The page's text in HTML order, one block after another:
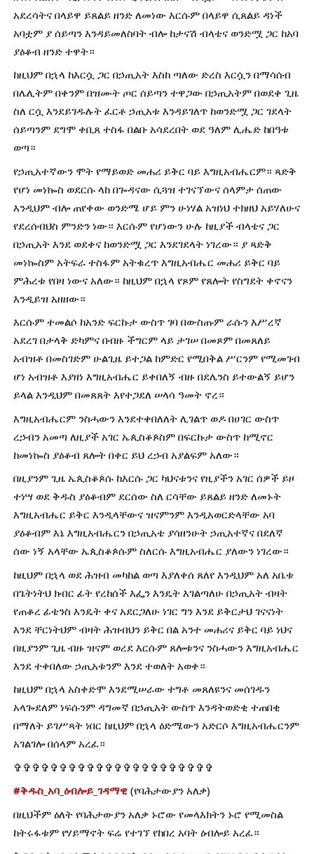
አደረሳትና በላይዋ ይጸልይ ዘንድ ለመነው እርሱም በላይዋ ሲጸልይ ዳነች
አባቷም ያ ሰይጣን እንዳይመለስባት ብሎ ከታናሽ ብላቴና ወንድሟ ጋር ከአባ
ያዕቆብ ዘንድ ተዋት።
ከዚህም በኋላ ከእርሷ ጋር በኃጢአት እስከ ጣለው ድረስ እርሷን በማሳሰብ
በሌሊትም በቀንም በዝሙት ጦር ሰይጣን ተዋጋው በኃጢአትም በወደቀ ጊዜ
ስለ ርሷ እንደይገዱሉት ፈርቶ ኃጢአቱ እንዳይገለጥ ከወንድሟ ጋር ገደላት
ሰይጣንም ደግሞ ቀቢጸ ተስፋ በልቡ አሳደረበት ወደ ዓለም ሊሔድ ከበዓቱ
ወጣ።
የኃጢአተኛውን ሞት የማይወድ መሐሪ ይቅር ባይ እግዚአብሔርም። ጻድቅ
የሆነ መነኰስ ወደርሱ ላከ በጐዳናው ሲጓዝ ተገናኘውና ሰላምታ ሰጠው
እንዲህም ብሎ ጠየቀው ወንድሜ ሆይ ምን ሁነሃል አዝነህ ተክዘህ አይሃለሁና
የደረሰብህስ ምንድን ነው። እርሱም የሆነውን ሁሉ ከዚያች ብላቴና ጋር
በኃጢአት እንደ ወደቀና ከወንድሟ ጋር እንደገደላት ነገረው። ያ ጻድቅ
መነኰስም አትፍራ ተስፋም አትቁረጥ እግዚአብሔር መሐሪ ይቅር ባይ
ምሕረቱ የበዛ ነውና አለው። ከዚህም በኋላ የጾም የጸሎት የስግደት ቀኖናን
እንዲይዝ አዘዘው።
እርሱም ተመልሶ ከአንድ ፍርኩታ ውስጥ ገባ በውስጡም ራሱን እሥረኛ
አደረገ በታላቅ ድካምና በብዙ ችግርም ላይ ታገሠ በመጾም በመጸለይ
አብዝቶ በመስገድም ሁልጊዜ ይተጋል ከምድር የሚበቅል ሥርንም የሚመገብ
ሆነ አብዝቶ እያዘነ እግዚአብሔር ይቀበለኝ ብዙ በደሌንስ ይተውልኝ ይሆን
ይላል እንዲህም በመጸጸት እየተጋደለ ሠላሳ ዓመት ኖረ።
እግዚአብሔርም ንስሓውን እንደተቀበለለት ሊገልጥ ወዶ በሀገር ውስጥ
ረኃብን አመጣ ለዚያች አገር ኤጲስቆጶስም በፍርኩታ ውስጥ ከሚኖር
ከመነኰስ ያዕቆብ ጸሎት በቀር ይህ ረኃብ አያልፍም አለው።
በዚያንም ጊዜ ኤጲስቆጶሱ ከእርሱ ጋር ካህናቱንና የዚያችን አገር ሰዎች ይዞ
ተነሣ ወደ ቅዱስ ያዕቆብም ደርሰው ስለ ርሳቸው ይጸልይ ዘንድ ለመኑት
እግዚአብሔር ይቅር እንዲላቸውና ዝናምንም እንዲአወርድላቸው አባ
ያዕቆብም እኔ እግዚአብሔርን በኃጢአቴ ያሳዘንሁት ኃጢአተኛና በደለኛ
ሰው ነኝ አላቸው ኤጲስቆጶሱም ስለርሱ እግዚአብሔር ያለውን ነገረው።
ከዚህም በኋላ ወደ ሕዝብ መካከል ወጣ እያለቀሰ ጸለየ እንዲህም አለ አቤቱ
በጌትነትህ ክብር ፊት የረከሰች እፌን እንዴት እገልጣለሁ በኃጢአት ብዛት
የጠቆረ ፊቴንስ እንዴት ቀና አደርጋለሁ ነገር ግን እንደ ይቅርታህ ገናናነት
እንደ ቸርነትህም ብዛት ሕዝብህን ይቅር በል አንተ መሐሪና ይቅር ባይ ነህና
በዚያንም ጊዜ ብዙ ዝናም ወረደ እርሱም ጸሎቱንና ንስሓውን እግዚአብሔር
እንደ ተቀበለው ኃጢአቱንም እንደ ተወለት አወቀ።
ከዚህም በኋላ አስቀድሞ እንደሚሠራው ተግቶ መጸለዩንና መሰገዱን
አላጐደለም ነፍሱንም ዳግመኛ በኃጢአት ውስጥ እንዳትወድቂ ተጠበቂ
በማለት ይገሥጻት ነበር ከዚህም በኋላ ዕድሜውን አድርሶ እግዚአብሔርንም
አገልገሎ በሰላም አረፈ።
✞✞✞✞✞✞✞✞✞✞✞✞✞✞✞✞✞✞✞✞✞✞
#ቅዱስ_አባ_ዕብሎይ_ገዳማዊ (የባሕታውያን አለቃ)
በዚህችም ዕለት የባሕታውያን አለቃ ኑሮው የመላእክትን ኑሮ የሚመስል
ከትሩፋቱም የሃይማኖት ፍሬ የተገኘ የከበረ አባት ዕብሎይ አረፈ።